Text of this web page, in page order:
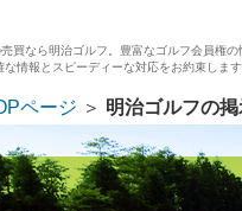
買なら明治ゴルフ。豊富なゴルフ会員権の
な情報とスピーディーな対応をお約束しま
ページ ＞ 明治ゴルフの